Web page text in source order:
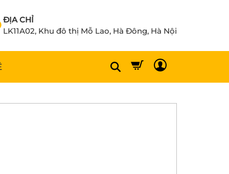
ĐỊA CHỈ
LK11A02, Khu đô thị Mỗ Lao, Hà Đông, Hà Nội